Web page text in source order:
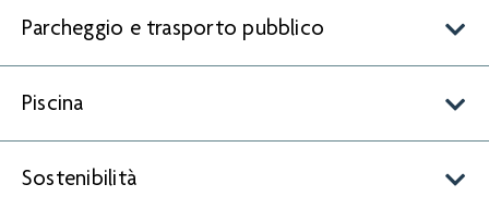
Parcheggio e trasporto pubblico
Piscina
Sostenibilità